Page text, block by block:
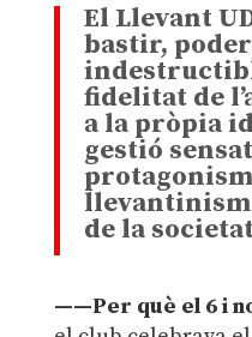
El Llevant
bastir,
fidelitat de
a la pròpia
gestió
de la
——Per què el 6 i